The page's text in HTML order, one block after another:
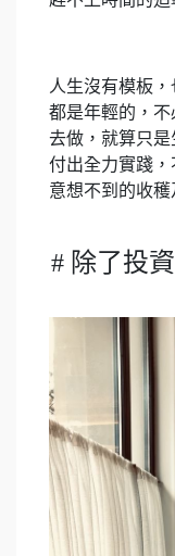
人生沒有模板
都是年輕的，
去做，就算只
付出全力實踐
意想不到的收穫
# 除了投